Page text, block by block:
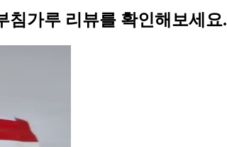
침가루 리뷰를 확인해보세요.